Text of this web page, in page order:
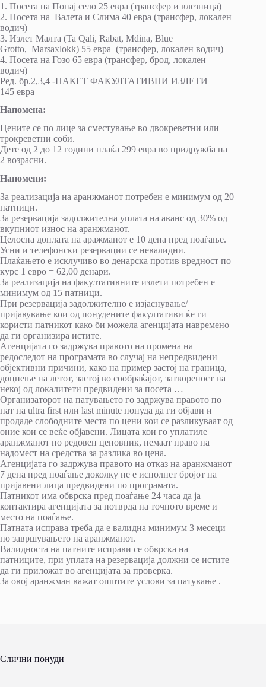
1. Посета на Попај село 25 евра (трансфер и влезница)
2. Посета на Валета и Слима 40 евра (трансфер, локален
водич)
3. Излет Малта (Ta Qali, Rabat, Mdina, Blue
Grotto, Marsaxlokk) 55 евра (трансфер, локален водич)
4. Посета на Гозо 65 евра (трансфер, брод, локален
водич)
Ред. бр.2,3,4 -ПАКЕТ ФАКУЛТАТИВНИ ИЗЛЕТИ
145 евра
Напомена:
Цените се по лице за сместување во двокреветни или
трокреветни соби.
Дете од 2 до 12 години плаќа 299 евра во придружба на
2 возрасни.
Напомени:
За реализација на аранжманот потребен е минимум од 20
патници.
За резервација задолжителна уплата на аванс од 30% од
вкупниот износ на аранжманот.
Целосна доплата на аражманот е 10 дена пред поаѓање.
Усни и телефонски резервации се невалидни.
Плаќањето е исклучиво во денарска против вредност по
курс 1 евро = 62,00 денари.
За реализација на факултативните излети потребен е
минимум од 15 патници.
При резервација задолжително е изјаснување/
пријавување кои од понудените факултативи ќе ги
користи патникот како би можела агенцијата навремено
да ги организира истите.
Агенцијата го задржува правото на промена на
редоследот на програмата во случај на непредвидени
објективни причини, како на пример застој на граница,
доцнење на летот, застој во сообраќајот, затвореност на
некој од локалитети предвидени за посета …
Организаторот на патувањето го задржува правото по
пат на ultra first или last minute понуда да ги објави и
продаде слободните места по цени кои се разликуваат од
оние кои се веќе објавени. Лицата кои го уплатиле
аранжманот по редовен ценовник, немаат право на
надомест на средства за разлика во цена.
Агенцијата го задржува правото на отказ на аранжманот
7 дена пред поаѓање доколку не е исполнет бројот на
пријавени лица предвидени по програмата.
Патникот има обврска пред поаѓање 24 часа да ја
контактира агенцијата за потврда на точното време и
место на поаѓање.
Патната исправа треба да е валидна минимум 3 месеци
по завршувањето на аранжманот.
Валидноста на патните исправи се обврска на
патниците, при уплата на резервација должни се истите
да ги приложат во агенцијата за проверка.
За овој аранжман важат општите услови за патување .
Слични понуди